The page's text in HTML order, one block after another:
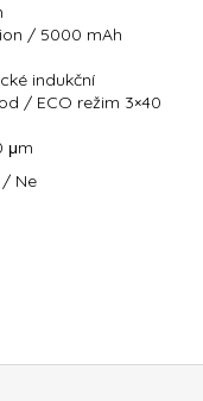
/ 5000 mAh
indukční
/ ECO režim 3×40
μm
/ Ne